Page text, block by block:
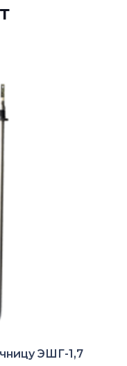
ЭШГ-1,7